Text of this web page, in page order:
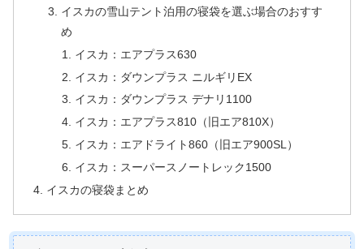
イスカの雪山テント泊用の寝袋を選ぶ場合のおすす
め
イスカ：エアプラス630
イスカ：ダウンプラス ニルギリEX
イスカ：ダウンプラス デナリ1100
イスカ：エアプラス810（旧エア810X）
イスカ：エアドライト860（旧エア900SL）
イスカ：スーパースノートレック1500
イスカの寝袋まとめ